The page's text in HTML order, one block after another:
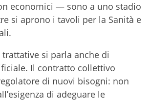
economici — sono a uno stadio
si aprono i tavoli per la Sanità e
si parla anche di
Il contratto collettivo
di nuovi bisogni: non
di adeguare le